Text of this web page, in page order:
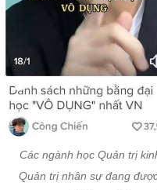
Các ngành học Quản trị
Quản trị nhân sự đang